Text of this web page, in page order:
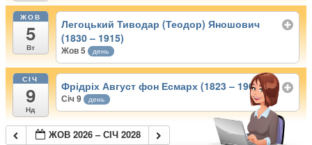
ЖОВ
5
Вт
Легоцький Тиводар (Теодор) Яношович
(1830 – 1915)
Жов 5 день
СІЧ
9
Нд
Фрідріх Август фон Есмарх (1823 – 1908)
Січ 9 день
ЖОВ 2026 – СІЧ 2028